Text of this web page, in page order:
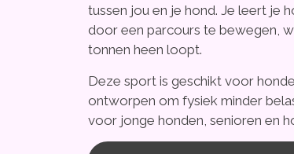
tussen jou en je hond. Je leert je
door een parcours te bewegen,
tonnen heen loopt.
Deze sport is geschikt voor
ontworpen om fysiek minder
voor jonge honden, senioren en